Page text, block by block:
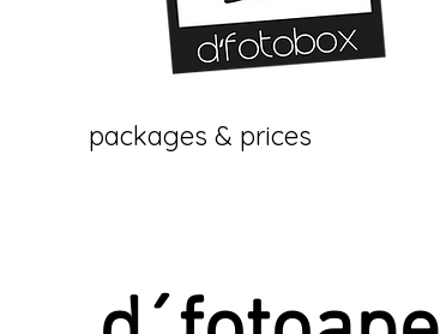
packages & prices